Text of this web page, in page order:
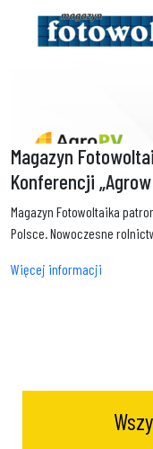
Magazyn
Konferencji
Magazyn Fotowoltaika
Polsce. Nowoczesne
Więcej informacji